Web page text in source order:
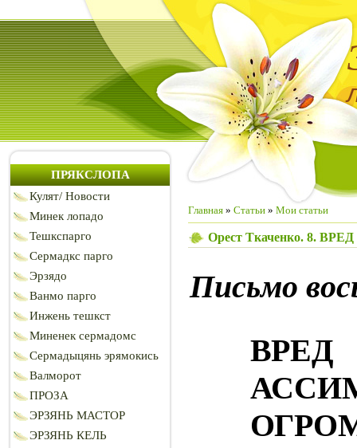
ПРЯКСЛОПА
Кулят/ Новости
Минек лопадо
Тешкспарго
Сермадкс парго
Эрзядо
Ванмо парго
Инжень тешкст
Миненек сермадомс
Сермадыцянь эрямокись
Валморот
ПРОЗА
ЭРЗЯНЬ МАСТОР
ЭРЗЯНЬ КЕЛЬ
Главная » Статьи » Мои статьи
Орест Ткаченко. 8.
Письмо
ВРЕД